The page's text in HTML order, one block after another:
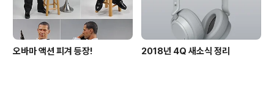
오바마 액션 피겨 등장! 2018년 4Q 새소식 정리